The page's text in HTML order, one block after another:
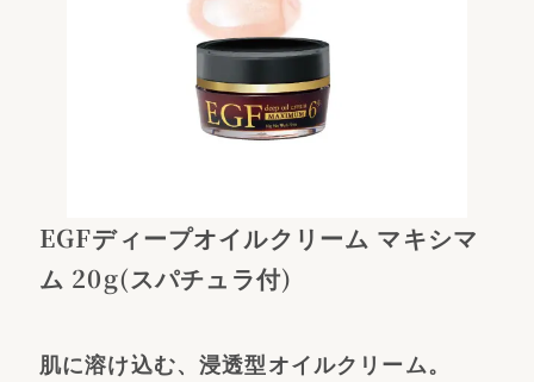
EGFディープオイルクリーム マキシマ
ム 20g(スパチュラ付)
肌に溶け込む、浸透型オイルクリーム。